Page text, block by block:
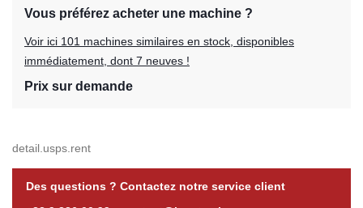
Vous préférez acheter une machine ?
Voir ici 101 machines similaires en stock, disponibles
immédiatement, dont 7 neuves !
Prix sur demande
detail.usps.rent
Des questions ? Contactez notre service client